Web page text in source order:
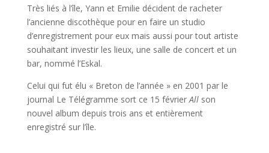
Très liés à l’île, Yann et Emilie décident de racheter
l’ancienne discothèque pour en faire un studio
d’enregistrement pour eux mais aussi pour tout artiste
souhaitant investir les lieux, une salle de concert et un
bar, nommé l’Eskal.
Celui qui fut élu « Breton de l’année » en 2001 par le
journal Le Télégramme sort ce 15 févrierAllson
nouvel album depuis trois ans etentièrement
enregistré sur l’île.